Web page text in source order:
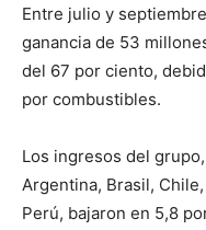
Entre julio y
ganancia de 53
del 67 por ciento,
por combustibles.
Los ingresos del
Argentina, Brasil,
Perú, bajaron en 5,8